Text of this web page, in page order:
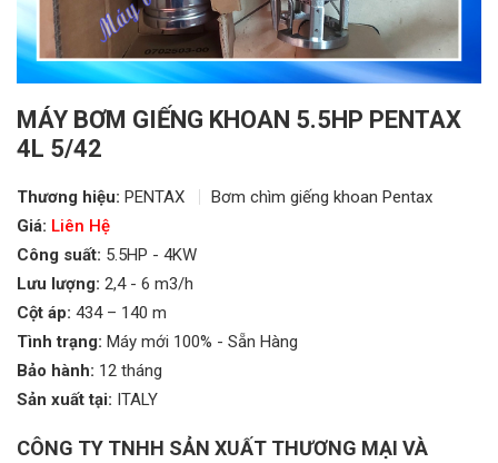
MÁY BƠM GIẾNG KHOAN 5.5HP PENTAX
4L 5/42
Thương hiệu: PENTAX
Bơm chìm giếng khoan Pentax
Giá: Liên Hệ
Công suất: 5.5HP - 4KW
Lưu lượng: 2,4 - 6 m3/h
Cột áp: 434 – 140 m
Tình trạng: Máy mới 100% - Sẵn Hàng
Bảo hành: 12 tháng
Sản xuất tại: ITALY
CÔNG TY TNHH SẢN XUẤT THƯƠNG MẠI VÀ